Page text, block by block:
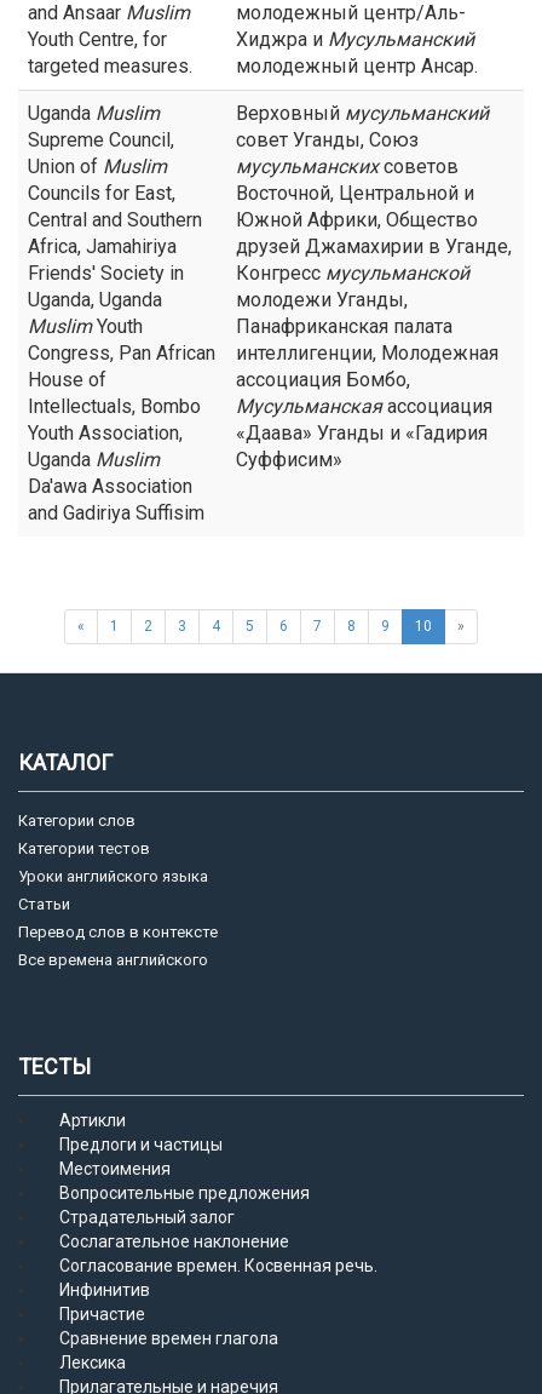
and Ansaar Muslim
Youth Centre, for
targeted measures.
молодежный центр/Аль-
Хиджра и Мусульманский
молодежный центр Ансар.
Uganda Muslim
Supreme Council,
Union of Muslim
Councils for East,
Central and Southern
Africa, Jamahiriya
Friends' Society in
Uganda, Uganda
MuslimYouth
Congress, Pan African
House of
Intellectuals, Bombo
Youth Association,
Uganda Muslim
Da'awa Association
and Gadiriya Suffisim
Верховный мусульманский
совет Уганды, Союз
мусульманскихсоветов
Восточной, Центральной и
Южной Африки, Общество
друзей Джамахирии в Уганде,
Конгресс мусульманской
молодежи Уганды,
Панафриканская палата
интеллигенции, Молодежная
ассоциация Бомбо,
Мусульманскаяассоциация
«Даава» Уганды и «Гадирия
Суффисим»
« 1 2 3 4 5 6 7 8 9 10 »
КАТАЛОГ
Категории слов
Категории тестов
Уроки английского языка
Статьи
Перевод слов в контексте
Все времена английского
ТЕСТЫ
Артикли
Предлоги и частицы
Местоимения
Вопросительные предложения
Страдательный залог
Сослагательное наклонение
Согласование времен. Косвенная речь.
Инфинитив
Причастие
Сравнение времен глагола
Лексика
Прилагательные и наречия